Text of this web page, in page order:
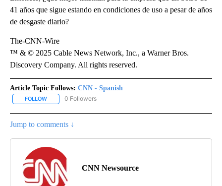
41 años que sigue estando en condiciones de uso a pesar de años
de desgaste diario?
The-CNN-Wire
™ & © 2025 Cable News Network, Inc., a Warner Bros.
Discovery Company. All rights reserved.
Article Topic Follows: CNN - Spanish
FOLLOW FOLLOW "CNN - SPANISH" TO RECEIVE NOTIFICATIONS ABOUT
0 Followers
Jump to comments ↓
CNN Newsource